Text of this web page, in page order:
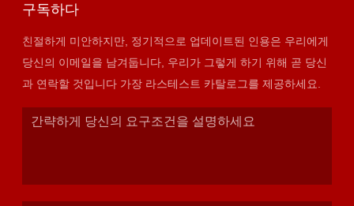
구독하다
친절하게 미안하지만, 정기적으로 업데이트된 인용은 우리에게
당신의 이메일을 남겨둡니다, 우리가 그렇게 하기 위해 곧 당신
과 연락할 것입니다 가장 라스테스트 카탈로그를 제공하세요.